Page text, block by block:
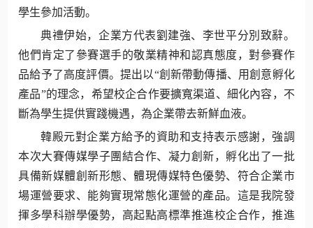
學生參加活動。
典禮伊始，企業方代表劉建強、李世平分別致辭。
他們肯定了參賽選手的敬業精神和認真態度，對參賽作
品給予了高度評價。提出以“創新帶動傳播、用創意孵化
產品”的理念，希望校企合作要擴寬渠道、細化內容，不
斷為學生提供實踐機遇，為企業帶去新鮮血液。
韓殿元對企業方給予的資助和支持表示感謝，強調
本次大賽傳媒學子團結合作、凝力創新，孵化出了一批
具備新媒體創新形態、體現傳媒特色優勢、符合企業市
場運營要求、能夠實現常態化運營的產品。這是我院發
揮多學科辦學優勢，高起點高標準推進校企合作，推進